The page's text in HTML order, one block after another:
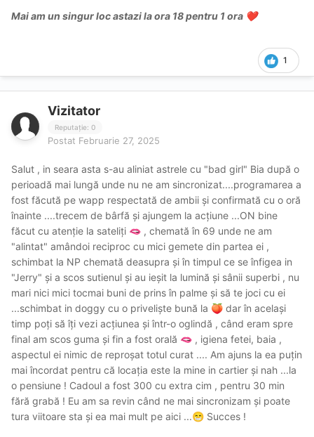
Mai am un singur loc astazi la ora 18 pentru 1 ora ❤️
1
Vizitator
Reputație: 0
Postat Februarie 27, 2025
Salut , in seara asta s-au aliniat astrele cu "bad girl" Bia după o
perioadă mai lungă unde nu ne am sincronizat....programarea a
fost făcută pe wapp respectată de ambii și confirmată cu o oră
înainte ....trecem de bârfă și ajungem la acțiune ...ON bine
făcut cu atenție la sateliți 🫦 , chemată în 69 unde ne am
"alintat" amândoi reciproc cu mici gemete din partea ei ,
schimbat la NP chemată deasupra și în timpul ce se înfigea in
"Jerry" și a scos sutienul și au ieșit la lumină și sânii superbi , nu
mari nici mici tocmai buni de prins în palme și să te joci cu ei
...schimbat in doggy cu o priveliște bună la 🍑 dar în același
timp poți să îți vezi acțiunea și într-o oglindă , când eram spre
final am scos guma și fin a fost orală 🫦 , igiena fetei, baia ,
aspectul ei nimic de reproșat totul curat .... Am ajuns la ea puțin
mai încordat pentru că locația este la mine in cartier și nah ...la
o pensiune ! Cadoul a fost 300 cu extra cim , pentru 30 min
fără grabă ! Eu am sa revin când ne mai sincronizam și poate
tura viitoare sta și ea mai mult pe aici ...😁 Succes !